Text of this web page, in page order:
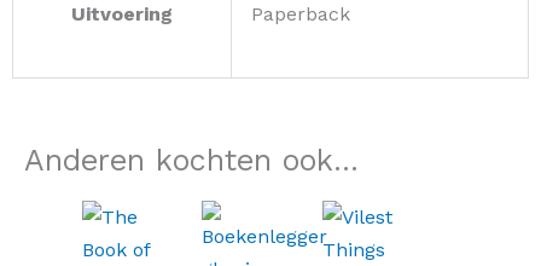
Uitvoering Paperback
Anderen kochten ook...